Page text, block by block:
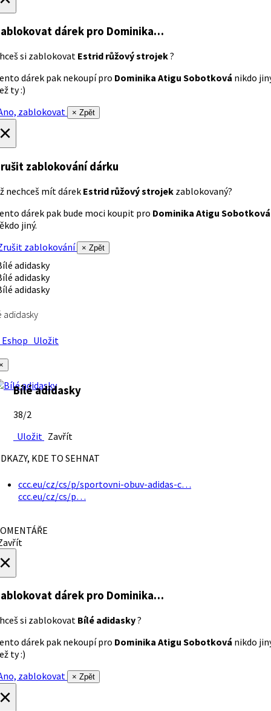
dárek pro Dominika…
si zablokovat Estrid růžový strojek?
dárek pak nekoupí pro Dominika Atigu Sobotková nikdo
ty :)
zablokovat
× Zpět
zablokování dárku
nechceš mít dárek Estrid růžový strojek zablokovaný?
dárek pak bude moci koupit pro Dominika Atigu Sobotková
jiný.
zablokování
× Zpět
adidasky
Uložit
Bílé adidasky
38/2
Uložit Zavřít
KDE TO SEHNAT
ccc.eu/cz/cs/p/sportovni-obuv-adidas-c…
ccc.eu/cz/cs/p…
dárek pro Dominika…
si zablokovat Bílé adidasky?
dárek pak nekoupí pro Dominika Atigu Sobotková nikdo
ty :)
zablokovat
× Zpět